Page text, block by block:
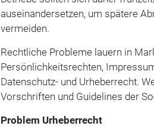
auseinandersetzen, um spätere
vermeiden.
Rechtliche Probleme lauern in
Persönlichkeitsrechten,
Datenschutz- und Urheberrecht.
Vorschriften und Guidelines der
Problem Urheberrecht